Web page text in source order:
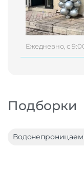
Ежедневно, с
Подборки